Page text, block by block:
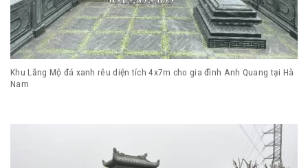
Khu Lăng Mộ đá xanh rêu diện tích 4x7m cho gia đình Anh Quang tại Hà
Nam